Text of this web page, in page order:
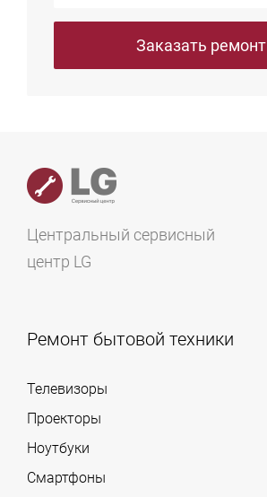
Заказать ремонт
Центральный сервисный
центр LG
Ремонт бытовой техники
Телевизоры
Проекторы
Ноутбуки
Смартфоны